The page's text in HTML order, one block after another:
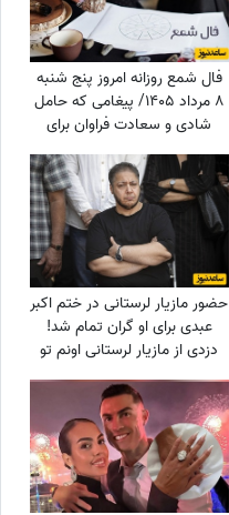
فال شمع روزانه امروز پنج شنبه
8 مرداد 1405/ پیغامی که حامل
شادی و سعادت فراوان برای
شماست ، به شما خواهد رسید
حضور مازیار لرستانی در ختم اکبر
عبدی برای او گران تمام شد!
دزدی از مازیار لرستانی اونم تو
روز روشن!